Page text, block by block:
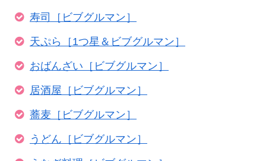
寿司［ビブグルマン］
天ぷら［1つ星＆ビブグルマン］
おばんざい［ビブグルマン］
居酒屋［ビブグルマン］
蕎麦［ビブグルマン］
うどん［ビブグルマン］